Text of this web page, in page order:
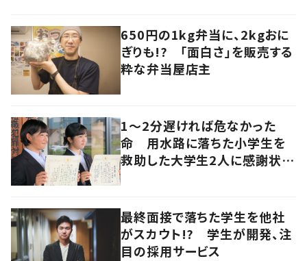
650円の1kg弁当に、2kgおに
ぎりも!? 「面白さ」を販売する
粋な弁当屋店主
1～2分遅ければ危なかった
命 用水路に落ちた小学生を
救助した大学生2人に感謝状
最終面接で落ちた学生を他社
がスカウト!? 学生が開発、注
目の採用サービス